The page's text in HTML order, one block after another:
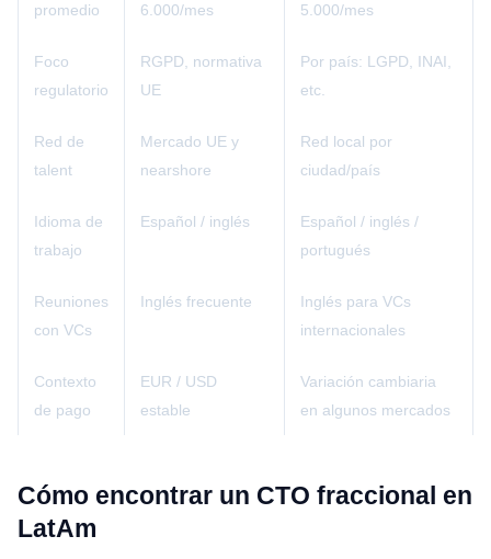
promedio
6.000/mes
5.000/mes
Foco
regulatorio
RGPD, normativa
UE
Por país: LGPD, INAI,
etc.
Red de
talent
Mercado UE y
nearshore
Red local por
ciudad/país
Idioma de
trabajo
Español / inglés
Español / inglés /
portugués
Reuniones
con VCs
Inglés frecuente
Inglés para VCs
internacionales
Contexto
de pago
EUR / USD
estable
Variación cambiaria
en algunos mercados
Cómo encontrar un CTO fraccional en
LatAm